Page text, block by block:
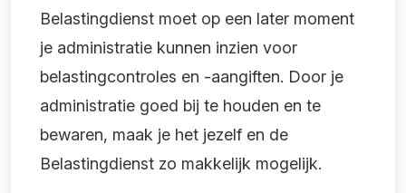
Belastingdienst moet op een later moment
je administratie kunnen inzien voor
belastingcontroles en -aangiften. Door je
administratie goed bij te houden en te
bewaren, maak je het jezelf en de
Belastingdienst zo makkelijk mogelijk.